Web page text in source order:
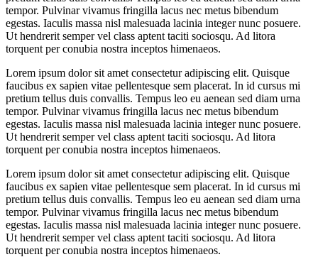
tempor. Pulvinar vivamus fringilla lacus nec metus bibendum
egestas. Iaculis massa nisl malesuada lacinia integer nunc posuere.
Ut hendrerit semper vel class aptent taciti sociosqu. Ad litora
torquent per conubia nostra inceptos himenaeos.
Lorem ipsum dolor sit amet consectetur adipiscing elit. Quisque
faucibus ex sapien vitae pellentesque sem placerat. In id cursus mi
pretium tellus duis convallis. Tempus leo eu aenean sed diam urna
tempor. Pulvinar vivamus fringilla lacus nec metus bibendum
egestas. Iaculis massa nisl malesuada lacinia integer nunc posuere.
Ut hendrerit semper vel class aptent taciti sociosqu. Ad litora
torquent per conubia nostra inceptos himenaeos.
Lorem ipsum dolor sit amet consectetur adipiscing elit. Quisque
faucibus ex sapien vitae pellentesque sem placerat. In id cursus mi
pretium tellus duis convallis. Tempus leo eu aenean sed diam urna
tempor. Pulvinar vivamus fringilla lacus nec metus bibendum
egestas. Iaculis massa nisl malesuada lacinia integer nunc posuere.
Ut hendrerit semper vel class aptent taciti sociosqu. Ad litora
torquent per conubia nostra inceptos himenaeos.